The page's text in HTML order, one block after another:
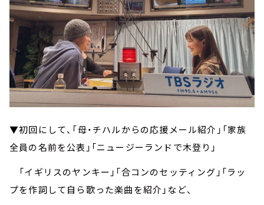
▼初回にして、「母・チハルからの応援メール紹介」「家族
全員の名前を公表」「ニュージーランドで木登り」
「イギリスのヤンキー」「合コンのセッティング」「ラッ
プを作詞して自ら歌った楽曲を紹介」など、